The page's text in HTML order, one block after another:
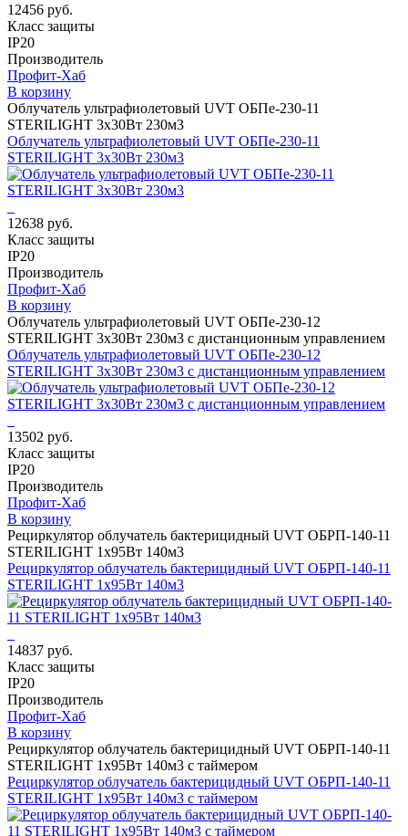
12456 руб.
Класс защиты
IP20
Производитель
Профит-Хаб
В корзину
Облучатель ультрафиолетовый UVT ОБПе-230-11
STERILIGHT 3х30Вт 230м3
Облучатель ультрафиолетовый UVT ОБПе-230-11
STERILIGHT 3х30Вт 230м3
12638 руб.
Класс защиты
IP20
Производитель
Профит-Хаб
В корзину
Облучатель ультрафиолетовый UVT ОБПе-230-12
STERILIGHT 3х30Вт 230м3 с дистанционным управлением
Облучатель ультрафиолетовый UVT ОБПе-230-12
STERILIGHT 3х30Вт 230м3 с дистанционным управлением
13502 руб.
Класс защиты
IP20
Производитель
Профит-Хаб
В корзину
Рециркулятор облучатель бактерицидный UVT ОБРП-140-11
STERILIGHT 1х95Вт 140м3
Рециркулятор облучатель бактерицидный UVT ОБРП-140-11
STERILIGHT 1х95Вт 140м3
14837 руб.
Класс защиты
IP20
Производитель
Профит-Хаб
В корзину
Рециркулятор облучатель бактерицидный UVT ОБРП-140-11
STERILIGHT 1х95Вт 140м3 с таймером
Рециркулятор облучатель бактерицидный UVT ОБРП-140-11
STERILIGHT 1х95Вт 140м3 с таймером